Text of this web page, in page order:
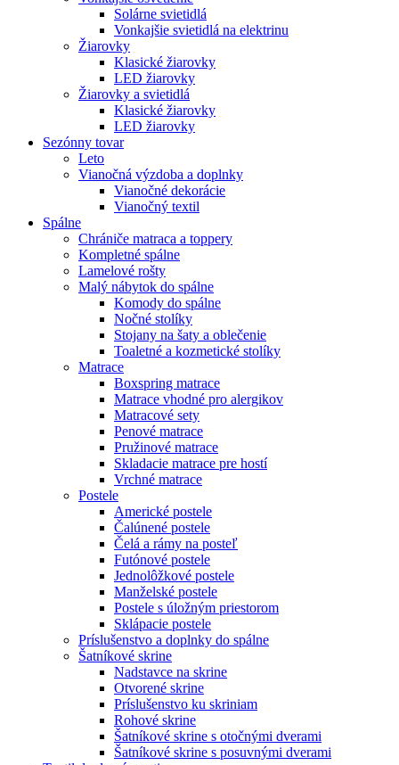
Solárne svietidlá
Vonkajšie svietidlá na elektrinu
Žiarovky
Klasické žiarovky
LED žiarovky
Žiarovky a svietidlá
Klasické žiarovky
LED žiarovky
Sezónny tovar
Leto
Vianočná výzdoba a doplnky
Vianočné dekorácie
Vianočný textil
Spálne
Chrániče matraca a toppery
Kompletné spálne
Lamelové rošty
Malý nábytok do spálne
Komody do spálne
Nočné stolíky
Stojany na šaty a oblečenie
Toaletné a kozmetické stolíky
Matrace
Boxspring matrace
Matrace vhodné pro alergikov
Matracové sety
Penové matrace
Pružinové matrace
Skladacie matrace pre hostí
Vrchné matrace
Postele
Americké postele
Čalúnené postele
Čelá a rámy na posteľ
Futónové postele
Jednolôžkové postele
Manželské postele
Postele s úložným priestorom
Sklápacie postele
Príslušenstvo a doplnky do spálne
Šatníkové skrine
Nadstavce na skrine
Otvorené skrine
Príslušenstvo ku skriniam
Rohové skrine
Šatníkové skrine s otočnými dverami
Šatníkové skrine s posuvnými dverami